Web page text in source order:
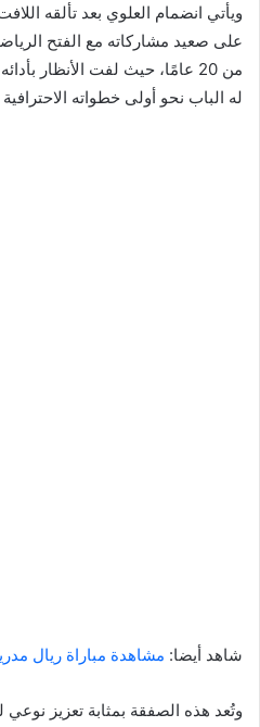
ويأتي انضمام العلوي بعد تألقه
على صعيد مشاركاته مع الفتح
من 20 عامًا، حيث لفت الأنظار
له الباب نحو أولى خطواته
شاهد أيضا: مشاهدة مباراة ريال
وتُعد هذه الصفقة بمثابة تعزيز